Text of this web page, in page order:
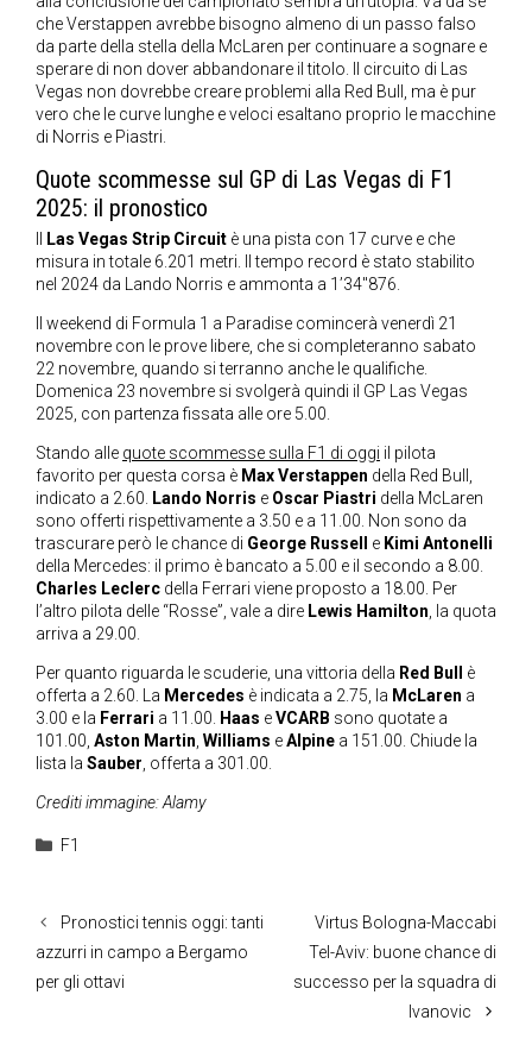
che Verstappen avrebbe bisogno almeno di un passo falso
da parte della stella della McLaren per continuare a sognare e
sperare di non dover abbandonare il titolo. Il circuito di Las
Vegas non dovrebbe creare problemi alla Red Bull, ma è pur
vero che le curve lunghe e veloci esaltano proprio le macchine
di Norris e Piastri.
Quote scommesse sul GP di Las Vegas di F1
2025: il pronostico
Las Vegas Strip Circuit è una pista con 17 curve e che
misura in totale 6.201 metri. Il tempo record è stato stabilito
nel 2024 da Lando Norris e ammonta a 1’34″876.
Il weekend di Formula 1 a Paradise comincerà venerdì 21
novembre con le prove libere, che si completeranno sabato
22 novembre, quando si terranno anche le qualifiche.
Domenica 23 novembre si svolgerà quindi il GP Las Vegas
2025, con partenza fissata alle ore 5.00.
Stando alle quote scommesse sulla F1 di oggi il pilota
favorito per questa corsa è Max Verstappen della Red Bull,
indicato a 2.60. Lando Norris e Oscar Piastri della McLaren
sono offerti rispettivamente a 3.50 e a 11.00. Non sono da
trascurare però le chance di George Russell e Kimi Antonelli
della Mercedes: il primo è bancato a 5.00 e il secondo a 8.00.
Charles Leclerc della Ferrari viene proposto a 18.00. Per
l’altro pilota delle “Rosse”, vale a dire Lewis Hamilton, la quota
arriva a 29.00.
Per quanto riguarda le scuderie, una vittoria della Red Bull
è
offerta a 2.60. La Mercedes è indicata a 2.75, la McLaren a
3.00 e la Ferrari a 11.00. Haas eVCARB sono quotate a
101.00, Aston Martin, Williams eAlpine a 151.00. Chiude la
lista la Sauber, offerta a 301.00.
Crediti immagine: Alamy
Categorie
F1
Pronostici tennis oggi: tanti
azzurri in campo a Bergamo
per gli ottavi
Virtus Bologna-Maccabi
Tel-Aviv: buone chance di
successo per la squadra di
Ivanovic